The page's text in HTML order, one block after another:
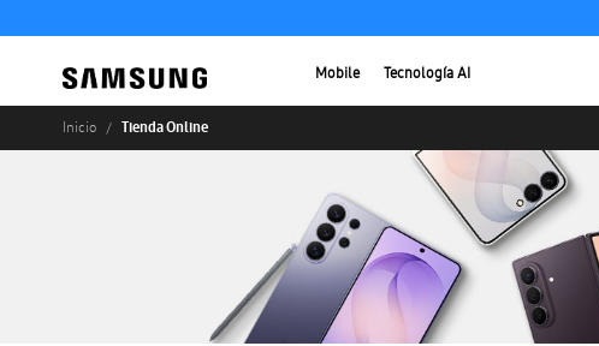
Mobile Tecnología AI
Inicio Tienda Online